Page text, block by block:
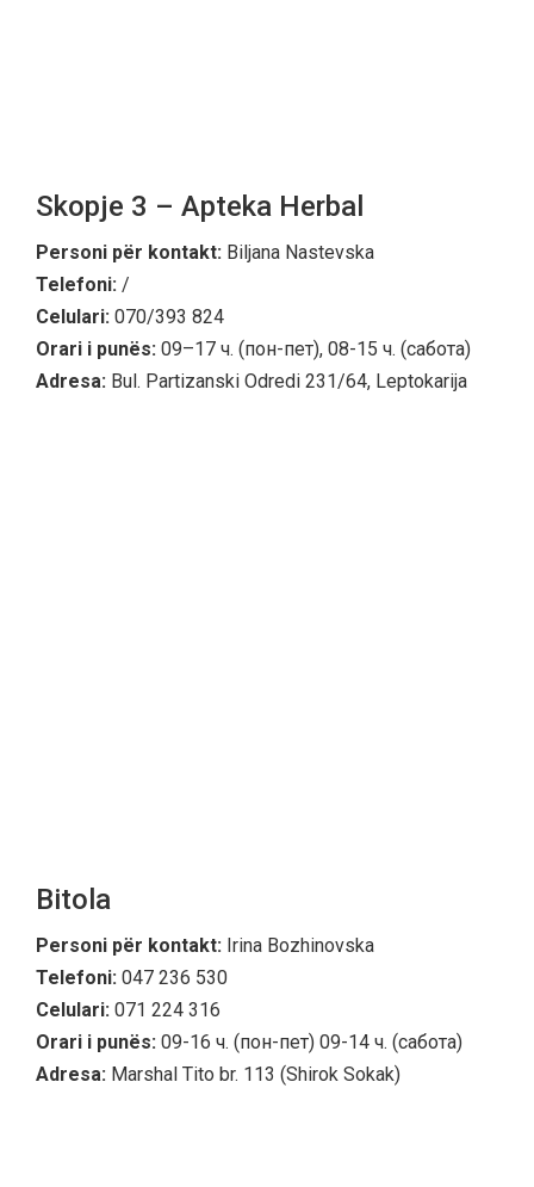
Skopje 3 – Apteka Herbal
Personi për kontakt: Biljana Nastevska
Telefoni: /
Celulari: 070/393 824
Orari i punës: 09–17 ч. (пон-пет), 08-15 ч. (сабота)
Adresa: Bul. Partizanski Odredi 231/64, Leptokarija
Bitola
Personi për kontakt: Irina Bozhinovska
Telefoni: 047 236 530
Celulari: 071 224 316
Orari i punës: 09-16 ч. (пон-пет) 09-14 ч. (сабота)
Adresa: Marshal Tito br. 113 (Shirok Sokak)